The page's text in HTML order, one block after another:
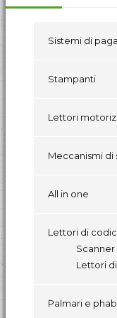
Sistemi di
Stampanti
Lettori
Meccanismi di
All in one
Lettori di
Scanner
Lettori
Palmari e